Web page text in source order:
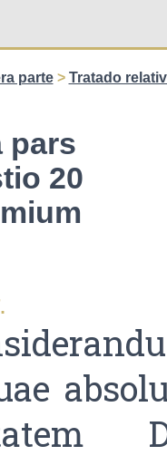
parte> Tratado
pars
20